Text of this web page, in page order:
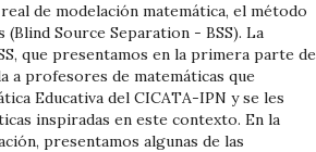
de modelación matemática, el método
(Blind Source Separation - BSS). La
que presentamos en la primera parte de
a profesores de matemáticas que
Educativa del CICATA-IPN y se les
inspiradas en este contexto. En la
presentamos algunas de las